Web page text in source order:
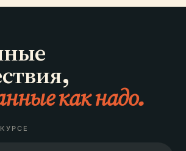
как надо.